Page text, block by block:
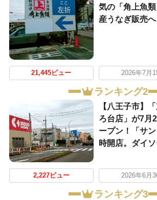
気の「角上魚
産うなぎ販売へ
21,445ビュー 2026年7月
ランキング2
【八王子市】
ろ台店」が7月
ープン！「サ
時開店。ダイ
2,227ビュー 2026年6月
ランキング3